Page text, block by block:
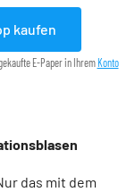
kaufen
E-Paper in Ihrem Konto
das mit dem